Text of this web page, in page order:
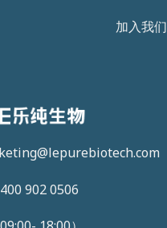
902 0506
加入我们